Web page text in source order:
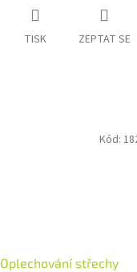
TISK ZEPTAT SE
Oplechování střechy
Kód: